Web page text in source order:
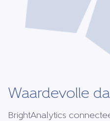
Waardevolle
BrightAnalytics